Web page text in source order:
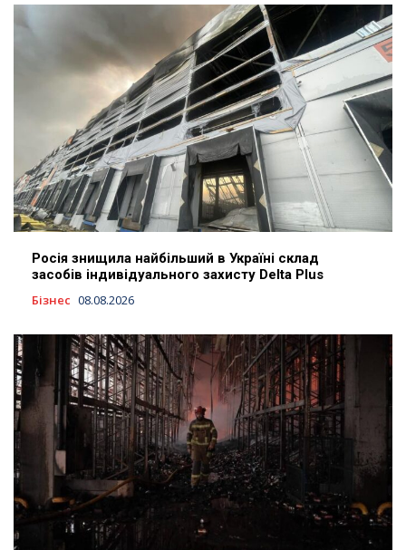
Росія знищила найбільший в Україні склад
засобів індивідуального захисту Delta Plus
Бізнес 08.08.2026